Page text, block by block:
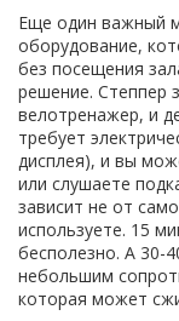
Еще один важный
оборудование,
без посещения
решение. Степпер
велотренажер, и
требует
дисплея), и вы
или слушаете
зависит не от
используете. 15
бесполезно. А 30-
небольшим
которая может